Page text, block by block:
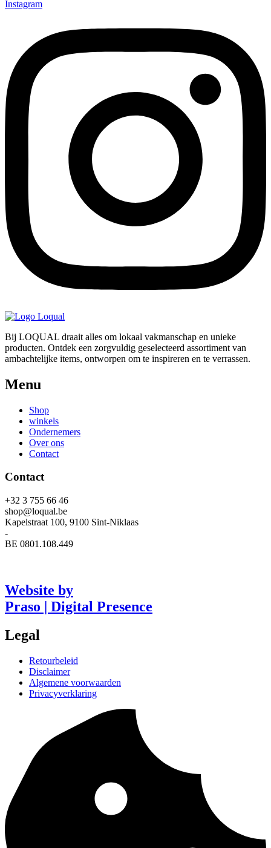
Instagram
Bij LOQUAL draait alles om lokaal vakmanschap en unieke
producten. Ontdek een zorgvuldig geselecteerd assortiment van
ambachtelijke items, ontworpen om te inspireren en te verrassen.
Menu
Shop
winkels
Ondernemers
Over ons
Contact
Contact
+32 3 755 66 46
shop@loqual.be
Kapelstraat 100, 9100 Sint-Niklaas
-
BE 0801.108.449
Website by
Praso | Digital Presence
Legal
Retourbeleid
Disclaimer
Algemene voorwaarden
Privacyverklaring